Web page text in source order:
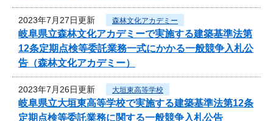
2023年7月27日更新 森林文化アカデミー
岐阜県立森林文化アカデミーで実施する建築基準法第
12条定期点検等委託業務一式にかかる一般競争入札公
告（森林文化アカデミー）
2023年7月26日更新 大垣東高等学校
岐阜県立大垣東高等学校で実施する建築基準法第12条
定期点検等委託業務に関する一般競争入札公告